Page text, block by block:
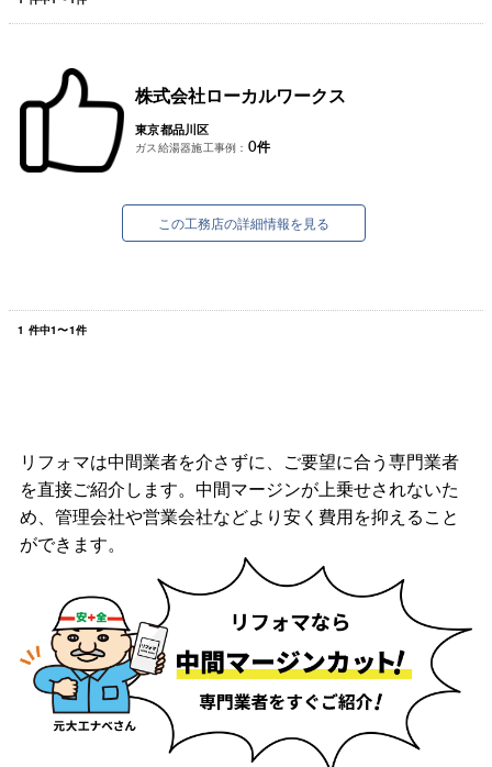
株式会社ローカルワークス
東京都品川区
ガス給湯器施工事例： 0件
この工務店の詳細情報を見る
1 件中1〜1件
リフォマは中間業者を介さずに、ご要望に合う専門業者
を直接ご紹介します。中間マージンが上乗せされないた
め、管理会社や営業会社などより安く費用を抑えること
ができます。